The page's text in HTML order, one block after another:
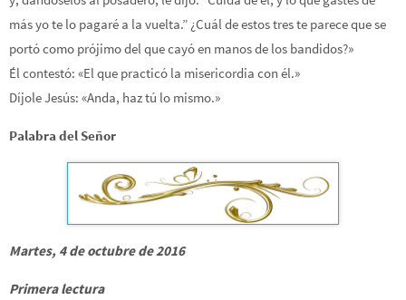
más yo te lo pagaré a la vuelta.” ¿Cuál de estos tres te parece que se
portó como prójimo del que cayó en manos de los bandidos?»
Él contestó: «El que practicó la misericordia con él.»
Díjole Jesús: «Anda, haz tú lo mismo.»
Palabra del Señor
Martes, 4 de octubre de 2016
Primera lectura